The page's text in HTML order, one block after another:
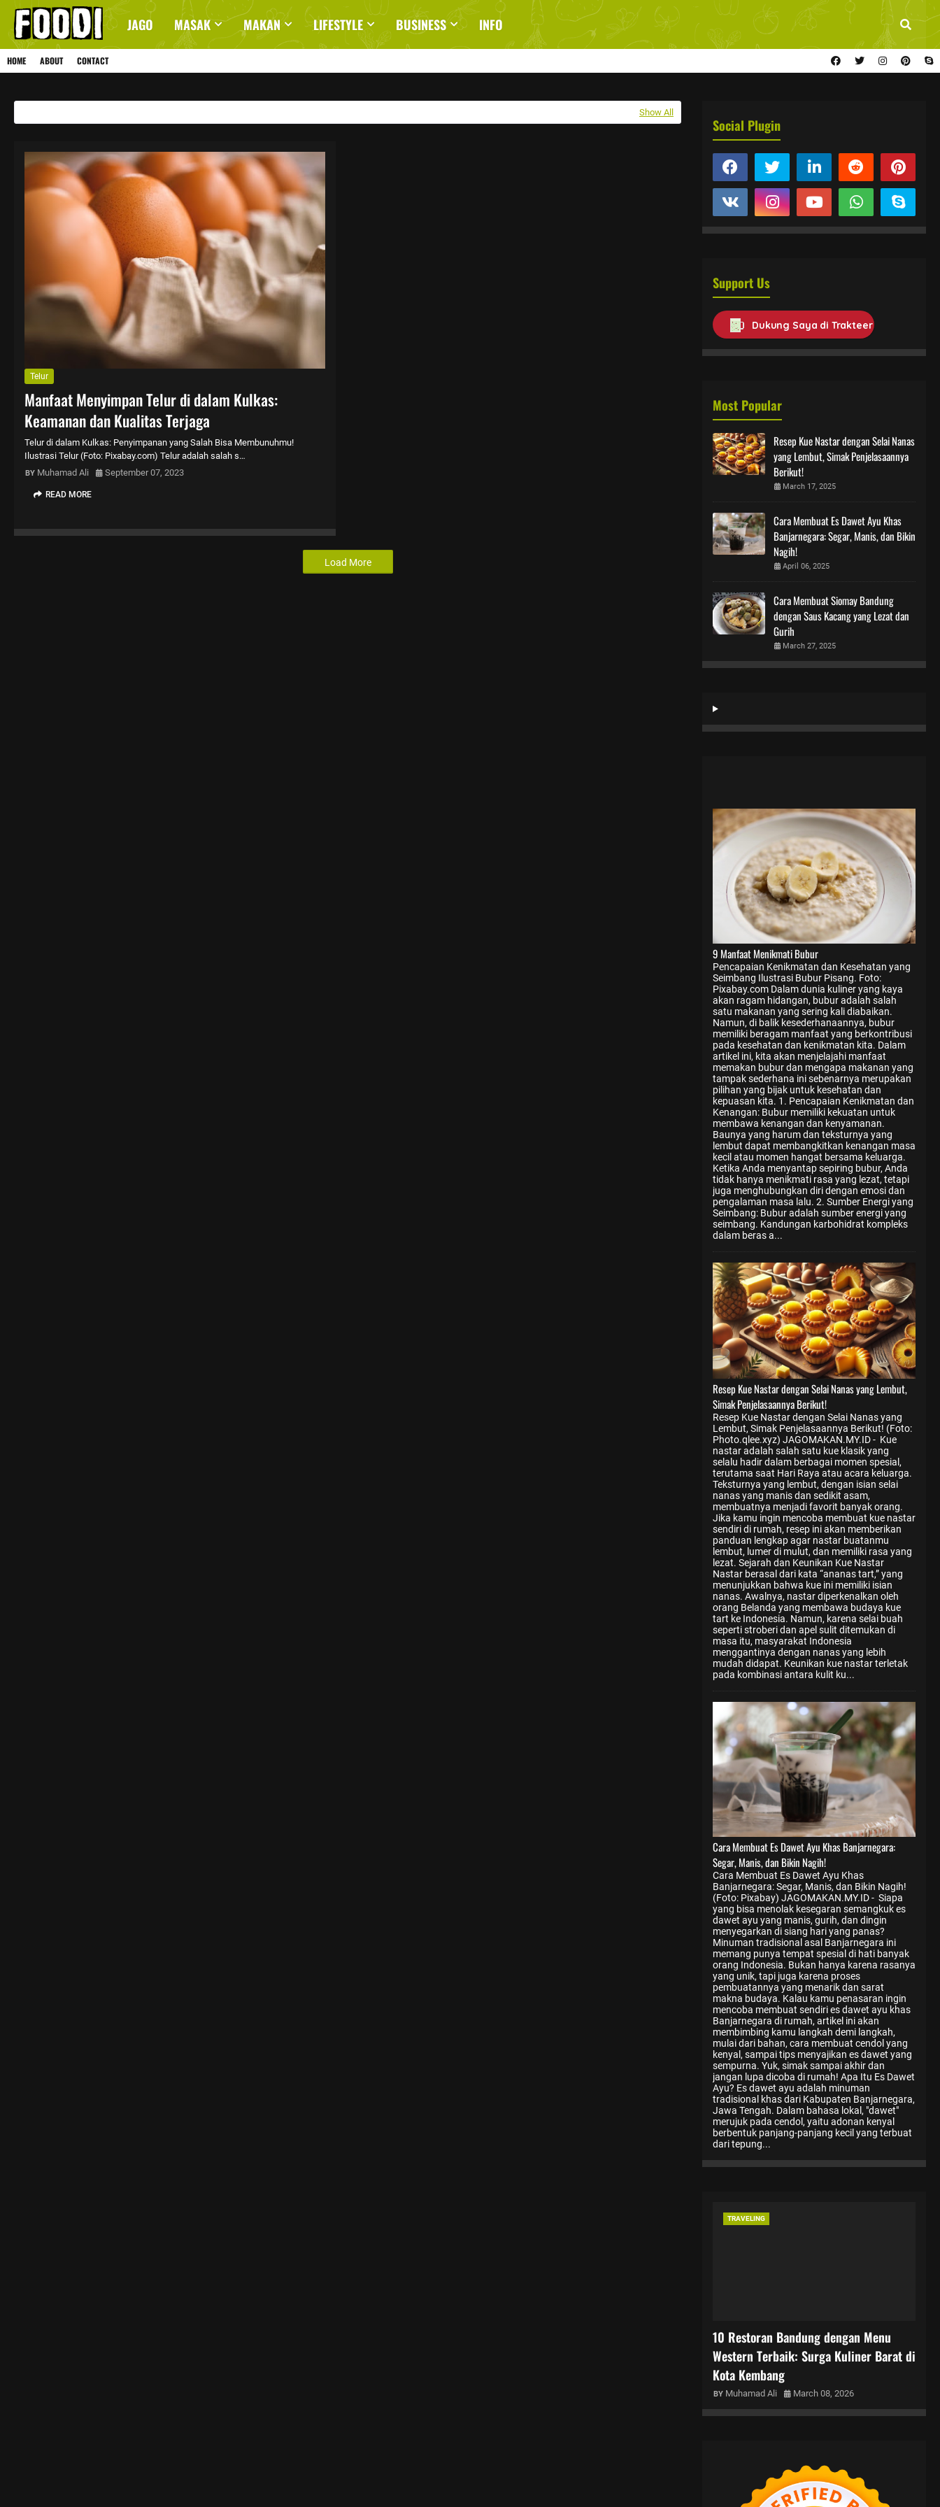
JAGO MASAK MAKAN LIFESTYLE BUSINESS INFO
HOME ABOUT CONTACT
Show All
Telur
Manfaat Menyimpan Telur di dalam Kulkas:
Keamanan dan Kualitas Terjaga
Telur di dalam Kulkas: Penyimpanan yang Salah Bisa Membunuhmu!
Ilustrasi Telur (Foto: Pixabay.com) Telur adalah salah s…
Muhamad Ali
September 07, 2023
READ MORE
Load More
Social Plugin
Support Us
Dukung Saya di Trakteer
Most Popular
Resep Kue Nastar dengan Selai Nanas
yang Lembut, Simak Penjelasaannya
Berikut!
March 17, 2025
Cara Membuat Es Dawet Ayu Khas
Banjarnegara: Segar, Manis, dan Bikin
Nagih!
April 06, 2025
Cara Membuat Siomay Bandung
dengan Saus Kacang yang Lezat dan
Gurih
March 27, 2025
9 Manfaat Menikmati Bubur
Pencapaian Kenikmatan dan Kesehatan yang
Seimbang Ilustrasi Bubur Pisang. Foto:
Pixabay.com Dalam dunia kuliner yang kaya
akan ragam hidangan, bubur adalah salah
satu makanan yang sering kali diabaikan.
Namun, di balik kesederhanaannya, bubur
memiliki beragam manfaat yang berkontribusi
pada kesehatan dan kenikmatan kita. Dalam
artikel ini, kita akan menjelajahi manfaat
memakan bubur dan mengapa makanan yang
tampak sederhana ini sebenarnya merupakan
pilihan yang bijak untuk kesehatan dan
kepuasan kita. 1. Pencapaian Kenikmatan dan
Kenangan: Bubur memiliki kekuatan untuk
membawa kenangan dan kenyamanan.
Baunya yang harum dan teksturnya yang
lembut dapat membangkitkan kenangan masa
kecil atau momen hangat bersama keluarga.
Ketika Anda menyantap sepiring bubur, Anda
tidak hanya menikmati rasa yang lezat, tetapi
juga menghubungkan diri dengan emosi dan
pengalaman masa lalu. 2. Sumber Energi yang
Seimbang: Bubur adalah sumber energi yang
seimbang. Kandungan karbohidrat kompleks
dalam beras a...
Resep Kue Nastar dengan Selai Nanas yang Lembut,
Simak Penjelasaannya Berikut!
Resep Kue Nastar dengan Selai Nanas yang
Lembut, Simak Penjelasaannya Berikut! (Foto:
Photo.qlee.xyz) JAGOMAKAN.MY.ID - Kue
nastar adalah salah satu kue klasik yang
selalu hadir dalam berbagai momen spesial,
terutama saat Hari Raya atau acara keluarga.
Teksturnya yang lembut, dengan isian selai
nanas yang manis dan sedikit asam,
membuatnya menjadi favorit banyak orang.
Jika kamu ingin mencoba membuat kue nastar
sendiri di rumah, resep ini akan memberikan
panduan lengkap agar nastar buatanmu
lembut, lumer di mulut, dan memiliki rasa yang
lezat. Sejarah dan Keunikan Kue Nastar
Nastar berasal dari kata “ananas tart,” yang
menunjukkan bahwa kue ini memiliki isian
nanas. Awalnya, nastar diperkenalkan oleh
orang Belanda yang membawa budaya kue
tart ke Indonesia. Namun, karena selai buah
seperti stroberi dan apel sulit ditemukan di
masa itu, masyarakat Indonesia
menggantinya dengan nanas yang lebih
mudah didapat. Keunikan kue nastar terletak
pada kombinasi antara kulit ku...
Cara Membuat Es Dawet Ayu Khas Banjarnegara:
Segar, Manis, dan Bikin Nagih!
Cara Membuat Es Dawet Ayu Khas
Banjarnegara: Segar, Manis, dan Bikin Nagih!
(Foto: Pixabay) JAGOMAKAN.MY.ID - Siapa
yang bisa menolak kesegaran semangkuk es
dawet ayu yang manis, gurih, dan dingin
menyegarkan di siang hari yang panas?
Minuman tradisional asal Banjarnegara ini
memang punya tempat spesial di hati banyak
orang Indonesia. Bukan hanya karena rasanya
yang unik, tapi juga karena proses
pembuatannya yang menarik dan sarat
makna budaya. Kalau kamu penasaran ingin
mencoba membuat sendiri es dawet ayu khas
Banjarnegara di rumah, artikel ini akan
membimbing kamu langkah demi langkah,
mulai dari bahan, cara membuat cendol yang
kenyal, sampai tips menyajikan es dawet yang
sempurna. Yuk, simak sampai akhir dan
jangan lupa dicoba di rumah! Apa Itu Es Dawet
Ayu? Es dawet ayu adalah minuman
tradisional khas dari Kabupaten Banjarnegara,
Jawa Tengah. Dalam bahasa lokal, "dawet"
merujuk pada cendol, yaitu adonan kenyal
berbentuk panjang-panjang kecil yang terbuat
dari tepung...
TRAVELING
10 Restoran Bandung dengan Menu
Western Terbaik: Surga Kuliner Barat di
Kota Kembang
Muhamad Ali March 08, 2026